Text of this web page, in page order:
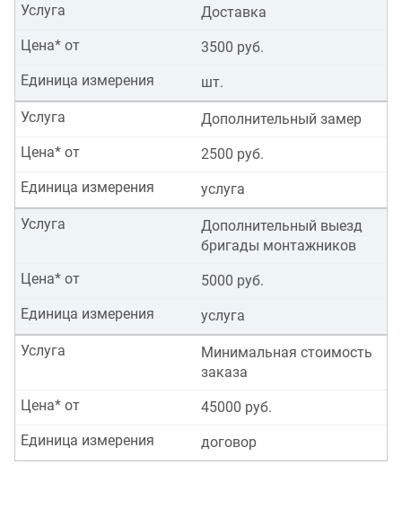
Доставка
Услуга
3500 руб.
Цена* от
шт.
Единица измерения
Дополнительный замер
Услуга
2500 руб.
Цена* от
услуга
Единица измерения
Дополнительный выезд
бригады монтажников
Услуга
5000 руб.
Цена* от
услуга
Единица измерения
Минимальная стоимость
заказа
Услуга
45000 руб.
Цена* от
договор
Единица измерения